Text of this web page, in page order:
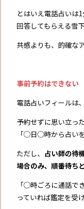
とはいえ電話占いは
回答してもらえる雪
共感よりも、的確な
事前予約はできない
電話占いフィールは、
予約せずに思い立っ
「◯日◯時から占い
ただし、 占い師の待
場合のみ、順番待ち
「◯時ごろに通話で
っていれば鑑定を受